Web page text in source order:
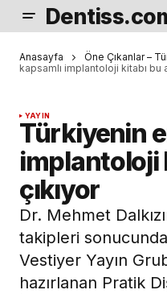
Anasayfa Öne Çıkanlar –
kapsamlı implantoloji kitabı bu
YAYIN
Türkiyenin
implantoloji
çıkıyor
Dr. Mehmet
takipleri
Vestiyer Yayın
hazırlanan Pratik